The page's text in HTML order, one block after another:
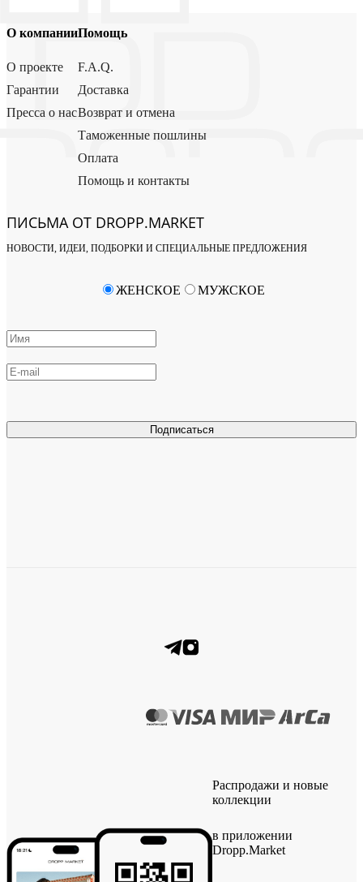
О компании
О проекте
Гарантии
Пресса о нас
Помощь
F.A.Q.
Доставка
Возврат и отмена
Таможенные пошлины
Оплата
Помощь и контакты
ПИСЬМА ОТ DROPP.MARKET
НОВОСТИ, ИДЕИ, ПОДБОРКИ И СПЕЦИАЛЬНЫЕ ПРЕДЛОЖЕНИЯ
Подписаться
ЖЕНСКОЕ МУЖСКОЕ
Распродажи и новые
коллекции
в приложении
Dropp.Market